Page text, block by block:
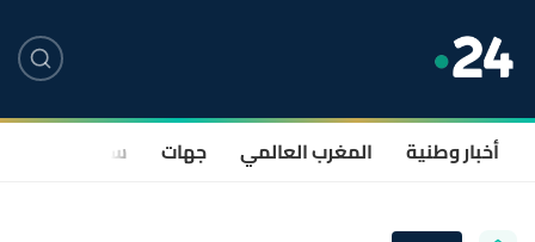
أخبار وطنية المغرب العالمي جهات سياسة